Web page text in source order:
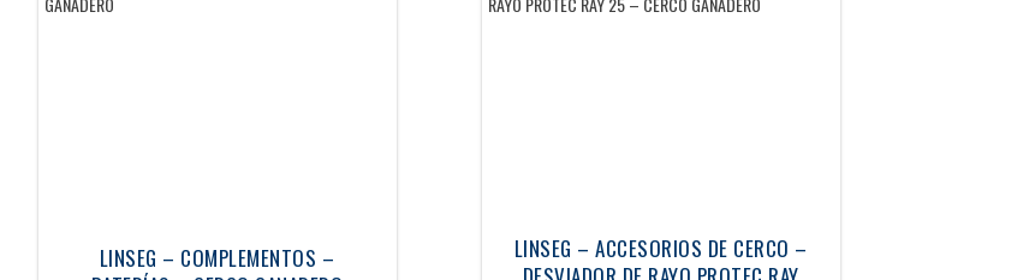
LINSEG – COMPLEMENTOS –
LINSEG – ACCESORIOS DE CERCO –